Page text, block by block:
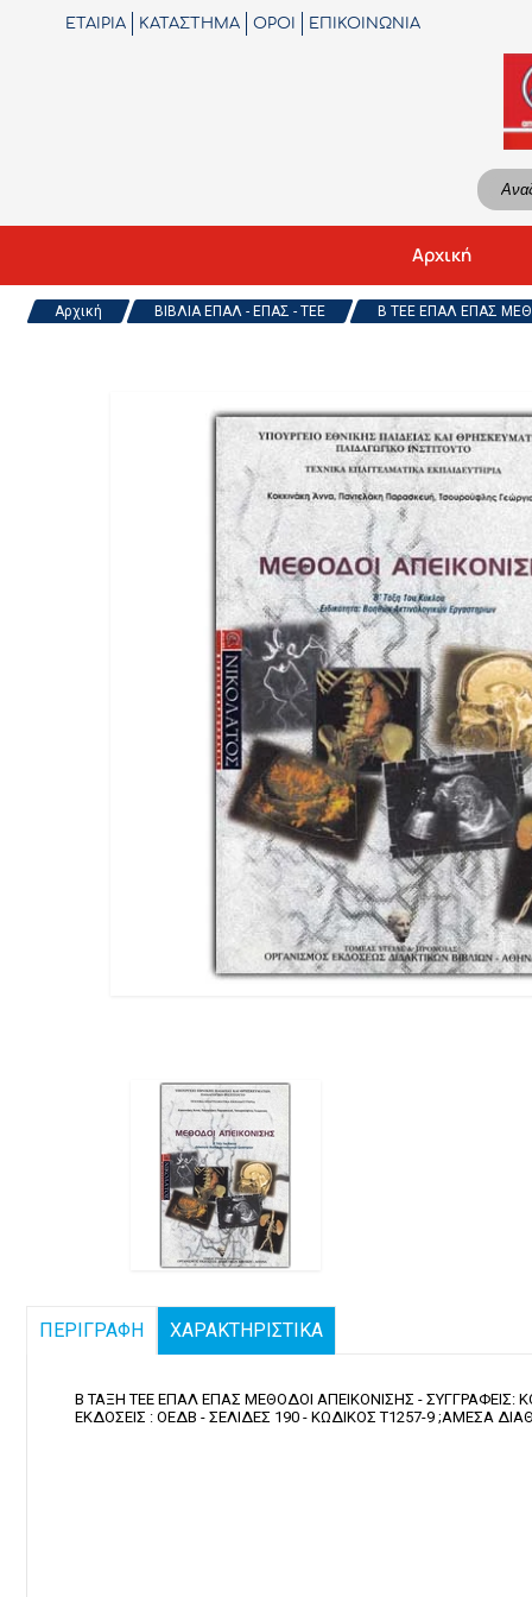
ΕΤΑΙΡΙΑ ΚΑΤΑΣΤΗΜΑ ΟΡΟΙ ΕΠΙΚΟΙΝΩΝΙΑ
Αρχική
Αρχική ΒΙΒΛΙΑ ΕΠΑΛ - ΕΠΑΣ - ΤΕΕ Β ΤΕΕ ΕΠΑΛ ΕΠΑΣ
ΠΕΡΙΓΡΑΦΗ ΧΑΡΑΚΤΗΡΙΣΤΙΚΑ
Β ΤΑΞΗ ΤΕΕ ΕΠΑΛ ΕΠΑΣ ΜΕΘΟΔΟΙ ΑΠΕΙΚΟΝΙΣΗΣ - ΣΥΓΓΡΑΦΕΙΣ:
ΕΚΔΟΣΕΙΣ : ΟΕΔΒ - ΣΕΛΙΔΕΣ 190 - ΚΩΔΙΚΟΣ Τ1257-9 ;ΑΜΕΣΑ